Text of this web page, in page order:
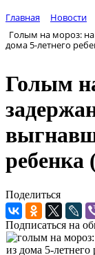
Главная
Новости
Голым на мороз:
дома 5-летнего
Голым
Поделиться
Подписаться на